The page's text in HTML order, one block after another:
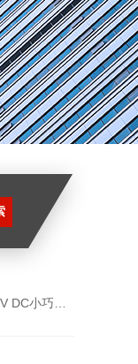
压力变送器